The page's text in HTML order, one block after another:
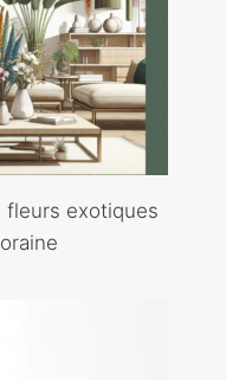
fleurs exotiques